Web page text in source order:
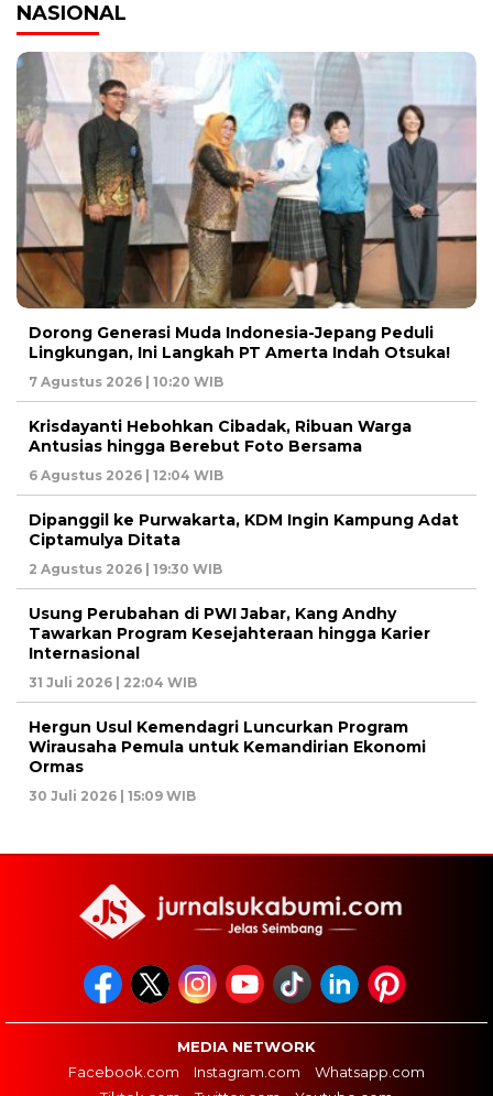
NASIONAL
Dorong Generasi Muda Indonesia-Jepang Peduli
Lingkungan, Ini Langkah PT Amerta Indah Otsuka!
7 Agustus 2026 | 10:20 WIB
Krisdayanti Hebohkan Cibadak, Ribuan Warga
Antusias hingga Berebut Foto Bersama
6 Agustus 2026 | 12:04 WIB
Dipanggil ke Purwakarta, KDM Ingin Kampung Adat
Ciptamulya Ditata
2 Agustus 2026 | 19:30 WIB
Usung Perubahan di PWI Jabar, Kang Andhy
Tawarkan Program Kesejahteraan hingga Karier
Internasional
31 Juli 2026 | 22:04 WIB
Hergun Usul Kemendagri Luncurkan Program
Wirausaha Pemula untuk Kemandirian Ekonomi
Ormas
30 Juli 2026 | 15:09 WIB
MEDIA NETWORK
Facebook.com
Instagram.com
Whatsapp.com